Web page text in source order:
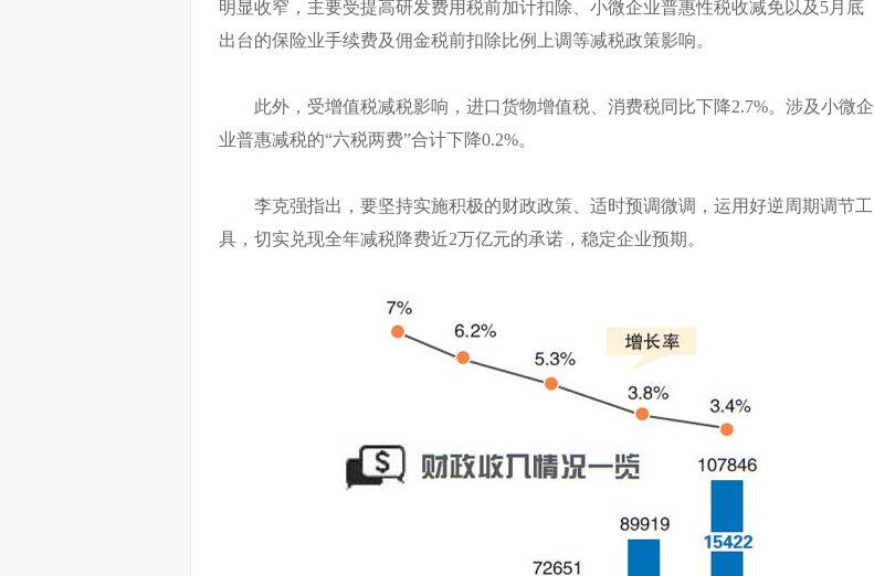
明显收窄，主要受提高研发费用税前加计扣除、小微企业普惠性税收减免以及5月底
出台的保险业手续费及佣金税前扣除比例上调等减税政策影响。
此外，受增值税减税影响，进口货物增值税、消费税同比下降2.7%。涉及小微企
业普惠减税的“六税两费”合计下降0.2%。
李克强指出，要坚持实施积极的财政政策、适时预调微调，运用好逆周期调节工
具，切实兑现全年减税降费近2万亿元的承诺，稳定企业预期。